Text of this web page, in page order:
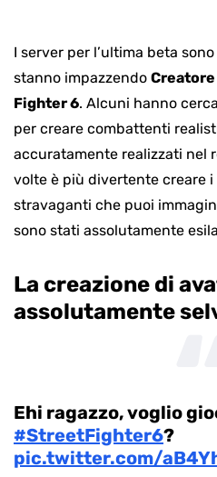
I server per l’ultima beta
stanno impazzendo
Fighter 6. Alcuni hanno
per creare combattenti
accuratamente realizzati nel
volte è più divertente creare
stravaganti che puoi
sono stati assolutamente
La creazione di
assolutamente
Ehi ragazzo, voglio
#StreetFighter6?
pic.twitter.com/